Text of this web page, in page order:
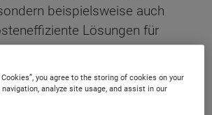
beispielsweise auch
Lösungen für
ist ein nachhaltig gebautes Haus
das möglichst lange von seinen
you agree to the storing of cookies on your
analyze site usage, and assist in our